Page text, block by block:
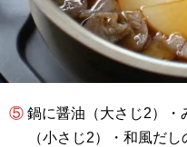
⑤ 鍋に醤油（大さじ2）・みりん（大さじ1と1/2）・砂糖
（小さじ2）・和風だ